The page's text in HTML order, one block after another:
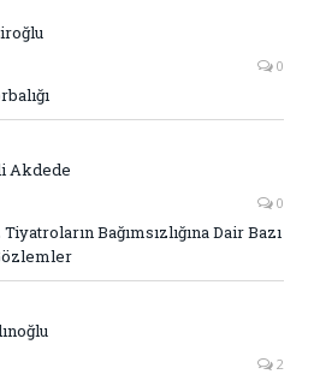
0
Akdede
0
Tiyatroların Bağımsızlığına Dair Bazı
2